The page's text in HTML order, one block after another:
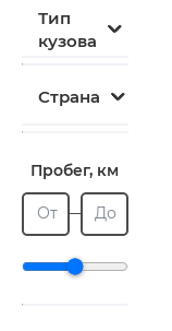
Тип
кузова
Страна
Пробег, км
От До